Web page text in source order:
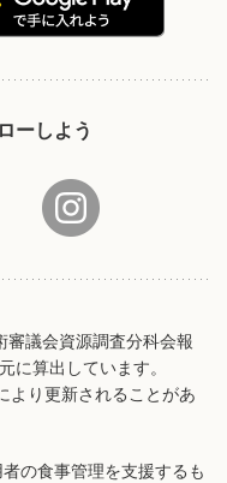
ーしよう
議会資源調査分科会報
に算出しています。
より更新されることがあ
の食事管理を支援するも